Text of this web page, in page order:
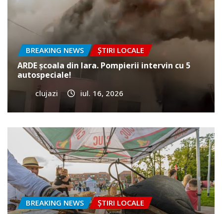
BREAKING NEWS ȘTIRI LOCALE
ARDE școala din Iara. Pompierii intervin cu 5
autospeciale!
clujazi iul. 16, 2026
BREAKING NEWS ȘTIRI LOCALE